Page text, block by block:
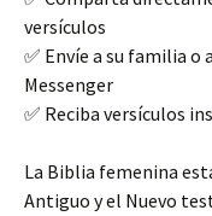
versículos
✅ Envíe a su familia
Messenger
✅ Reciba versículos
La Biblia femenina
Antiguo y el Nuevo